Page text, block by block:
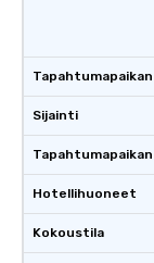
Sijainti
Hotellihuoneet
Kokoustila